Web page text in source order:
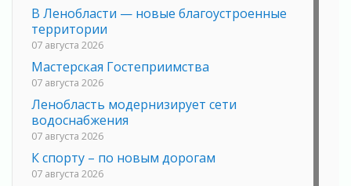
В Ленобласти — новые благоустроенные
территории
07 августа 2026
Мастерская Гостеприимства
07 августа 2026
Ленобласть модернизирует сети
водоснабжения
07 августа 2026
К спорту – по новым дорогам
07 августа 2026